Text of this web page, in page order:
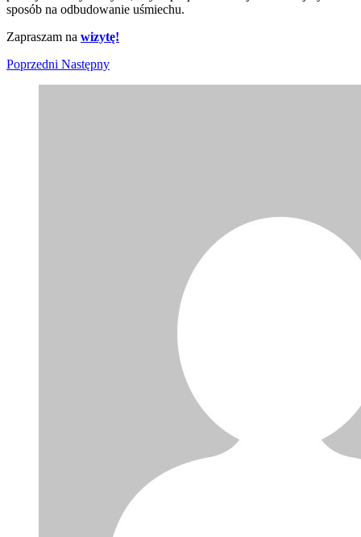
sposób na odbudowanie uśmiechu.
Zapraszam na wizytę!
Poprzedni Następny